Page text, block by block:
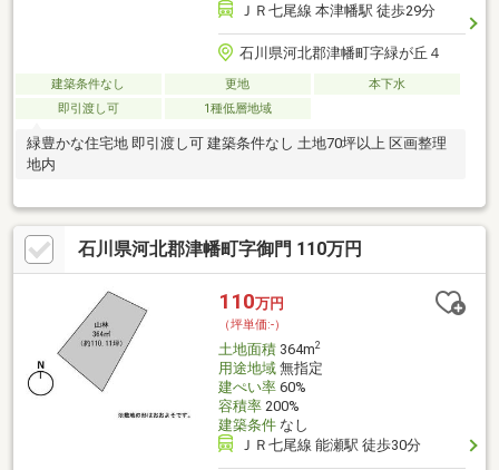
ＪＲ七尾線 本津幡駅 徒歩29分
石川県河北郡津幡町字緑が丘４
建築条件なし 更地
本下水
即引渡し可
1種低層地域
緑豊かな住宅地 即引渡し可 建築条件なし 土地70坪以上 区画整理
地内
石川県河北郡津幡町字御門 110万円
110万円
（坪単価:-）
土地面積364m2
用途地域無指定
建ぺい率60%
容積率200%
建築条件なし
ＪＲ七尾線 能瀬駅 徒歩30分